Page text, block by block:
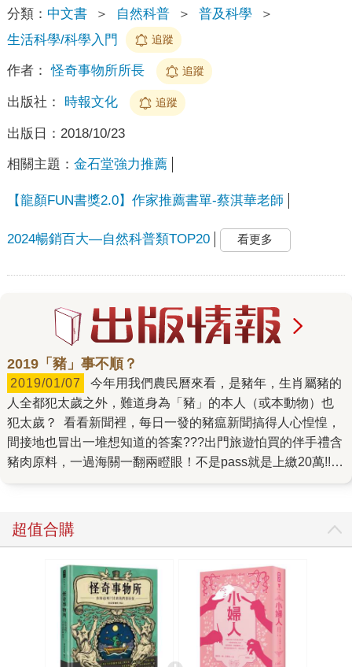
分類： 中文書 ＞ 自然科普 ＞ 普及科學
＞
生活科學/科學入門
追蹤
作者： 怪奇事物所所長 追蹤
出版社： 時報文化 追蹤
出版日： 2018/10/23
相關主題： 金石堂強力推薦
【龍顏FUN書獎2.0】作家推薦書單-蔡淇華老師
2024暢銷百大—自然科普類TOP20 看更多
2019「豬」事不順？
2019/01/07
人全都犯太歲之外，難道身為「豬」的本人（或本動物）也
犯太歲？ 看看新聞裡，每日一發的豬瘟新聞搞得人心惶惶，
間接地也冒出一堆想知道的答案???出門旅遊怕買的伴手禮含
豬肉原料，一過海關一翻兩瞪眼！不是pass就是上繳20萬!!朋
實這些小編也曾擔憂過，就讓小編來為大家整理整理。 疾管
署副署長羅一鈞表示，目前沒有出現豬瘟病毒傳染給人的病
心吃到染病豬肉，會被人體腸胃道酵素消化，因此不會從人
的糞便污染食物或水，也不會經人體排出糞便後導致疫情擴
散。不過，羅一鈞也提醒，雖然非洲豬瘟不會傳染給人，卻
是豬的超級病毒，對養豬產業的殺傷力比口蹄疫還大，而疫
情一旦爆發，將無疫苗可打，只能撲殺，將對養豬業、飼
超值合購